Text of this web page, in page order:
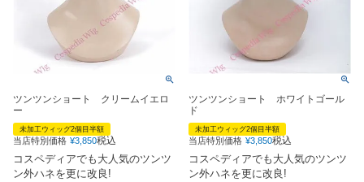
ツンツンショート クリームイエロ
ー
未加工ウィッグ2個目半額
当店特別価格 ¥3,850税込
コスペディアでも大人気のツンツ
ン外ハネを更に改良!
ツンツンショート ホワイトゴール
ド
未加工ウィッグ2個目半額
当店特別価格 ¥3,850税込
コスペディアでも大人気のツンツ
ン外ハネを更に改良!